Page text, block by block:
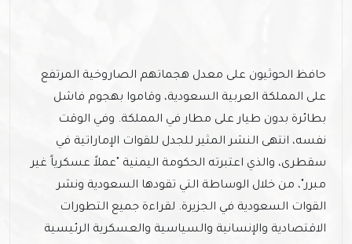
حافظ الحوثيون على معدل هجماتهم الصاروخية المرتفع
على المملكة العربية السعودية، وقاموا بهجوم فاشل
بطائرة بدون طيار على مطار في المملكة. وفي الوقت
نفسه، انتهى النشر المثير للجدل للقوات الإماراتية في
سقطرى، والذي اعتبرته الحكومة اليمنية "عملاً عسكرياً غير
مبرر"، من خلال الوساطة التي تقودها السعودية ونشر
القوات السعودية في الجزيرة. لقراءة جميع التطورات
الاقتصادية والإنسانية والسياسية والعسكرية الرئيسية